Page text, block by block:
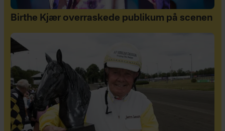
Birthe Kjær overraskede publikum på scenen